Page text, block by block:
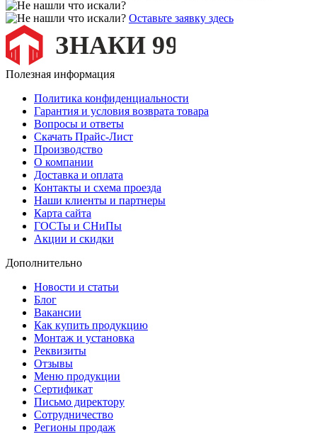
Оставьте заявку здесь
Полезная информация
Политика конфиденциальности
Гарантия и условия возврата товара
Вопросы и ответы
Скачать Прайс-Лист
Производство
О компании
Доставка и оплата
Контакты и схема проезда
Наши клиенты и партнеры
Карта сайта
ГОСТы и СНиПы
Акции и скидки
Дополнительно
Новости и статьи
Блог
Вакансии
Как купить продукцию
Монтаж и установка
Реквизиты
Отзывы
Меню продукции
Сертификат
Письмо директору
Сотрудничество
Регионы продаж